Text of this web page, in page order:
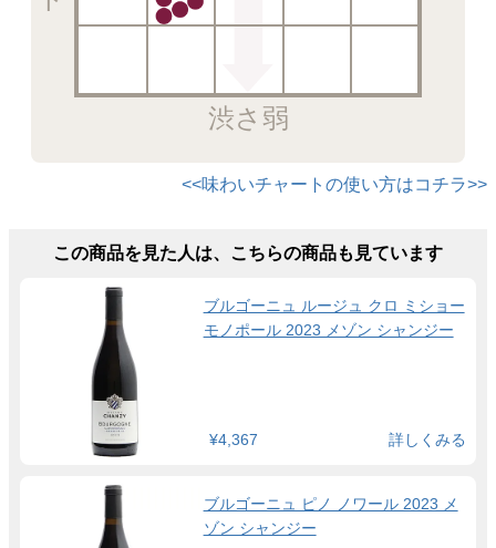
渋さ弱
<<味わいチャートの使い方はコチラ>>
この商品を見た人は、こちらの商品も見ています
ブルゴーニュ ルージュ クロ ミショー
モノポール 2023 メゾン シャンジー
¥4,367 詳しくみる
ブルゴーニュ ピノ ノワール 2023 メ
ゾン シャンジー